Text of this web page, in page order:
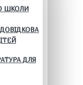
ШКОЛИ
ДЛЯ